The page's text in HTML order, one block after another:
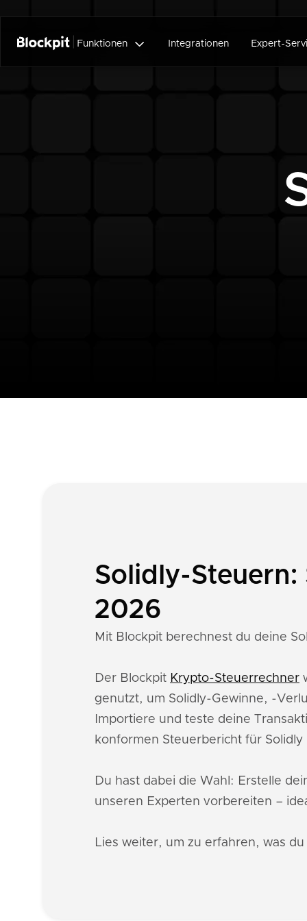
Funktionen  Integrationen Expert-
Solidly-Steuern:
2026
Mit Blockpit berechnest du deine
Der Blockpit Krypto-Steuerrechner
genutzt, um Solidly-Gewinne, -
Importiere und teste deine
konformen Steuerbericht für
Du hast dabei die Wahl: Erstelle
unseren Experten vorbereiten –
Lies weiter, um zu erfahren, was